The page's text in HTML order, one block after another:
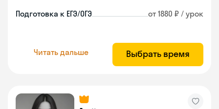
Подготовка к ЕГЭ/ОГЭ от 1880 ₽ / урок
Читать дальше Выбрать время